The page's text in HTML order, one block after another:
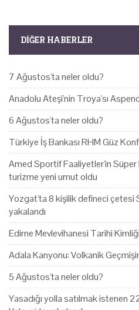
DIĞER HABERLER
7 Ağustos'ta neler oldu?
Anadolu Ateşi'nin Troya'sı
6 Ağustos'ta neler oldu?
Türkiye İş Bankası RHM Güz
Amed Sportif Faaliyetler'in Süper
turizme yeni umut oldu
Yozgat'ta 8 kişilik defineci çetesi
yakalandı
Edirne Mevlevihanesi Tarihi
Adala Kanyonu: Volkanik
5 Ağustos'ta neler oldu?
Yasadığı yolla satılmak istenen